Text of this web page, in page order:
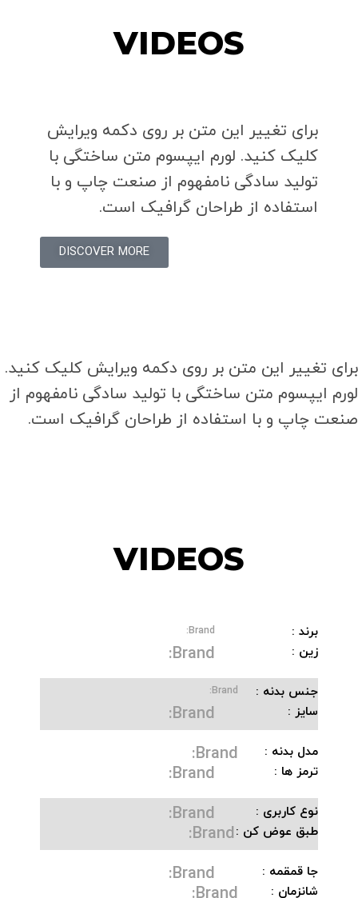
VIDEOS
برای تغییر این متن بر روی دکمه ویرایش
کلیک کنید. لورم ایپسوم متن ساختگی با
تولید سادگی نامفهوم از صنعت چاپ و با
استفاده از طراحان گرافیک است.
DISCOVER MORE
برای تغییر این متن بر روی دکمه ویرایش کلیک کنید.
لورم ایپسوم متن ساختگی با تولید سادگی نامفهوم از
صنعت چاپ و با استفاده از طراحان گرافیک است.
VIDEOS
برند : Brand:
زین : Brand:
جنس بدنه : Brand:
سایز : Brand:
مدل بدنه : Brand:
ترمز ها : Brand:
نوع کاربری : Brand:
طبق عوض کن :Brand:
جا قمقمه : Brand:
شانزمان :